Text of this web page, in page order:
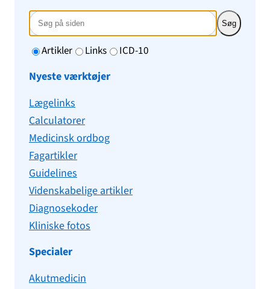
Søg
Artikler Links
ICD-10
Nyeste værktøjer
Lægelinks
Calculatorer
Medicinsk ordbog
Fagartikler
Guidelines
Videnskabelige artikler
Diagnosekoder
Kliniske fotos
Specialer
Akutmedicin